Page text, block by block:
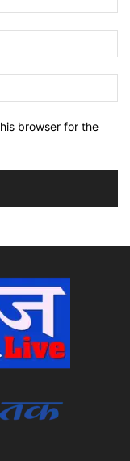
browser for the